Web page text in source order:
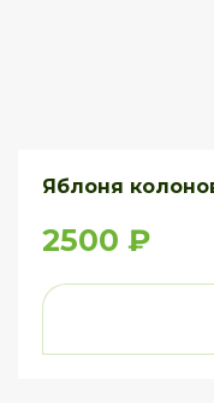
Яблоня
2500 ₽